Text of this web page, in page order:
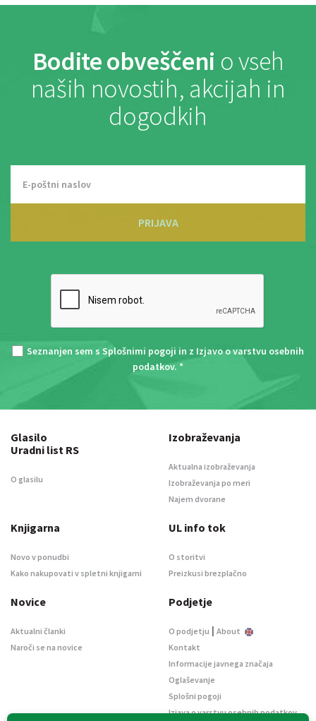
Bodite obveščeni o vseh
naših novostih, akcijah in
dogodkih
PRIJAVA
Seznanjen sem s Splošnimi pogoji in z Izjavo o varstvu osebnih
podatkov. *
Glasilo
Uradni list RS
O glasilu
Izobraževanja
Aktualna izobraževanja
Izobraževanja po meri
Najem dvorane
Knjigarna
Novo v ponudbi
Kako nakupovati v spletni knjigarni
UL info tok
O storitvi
Preizkusi brezplačno
Novice
Aktualni članki
Naroči se na novice
Podjetje
O podjetju | About
Kontakt
Informacije javnega značaja
Oglaševanje
Splošni pogoji
Izjava o varstvu osebnih podatkov